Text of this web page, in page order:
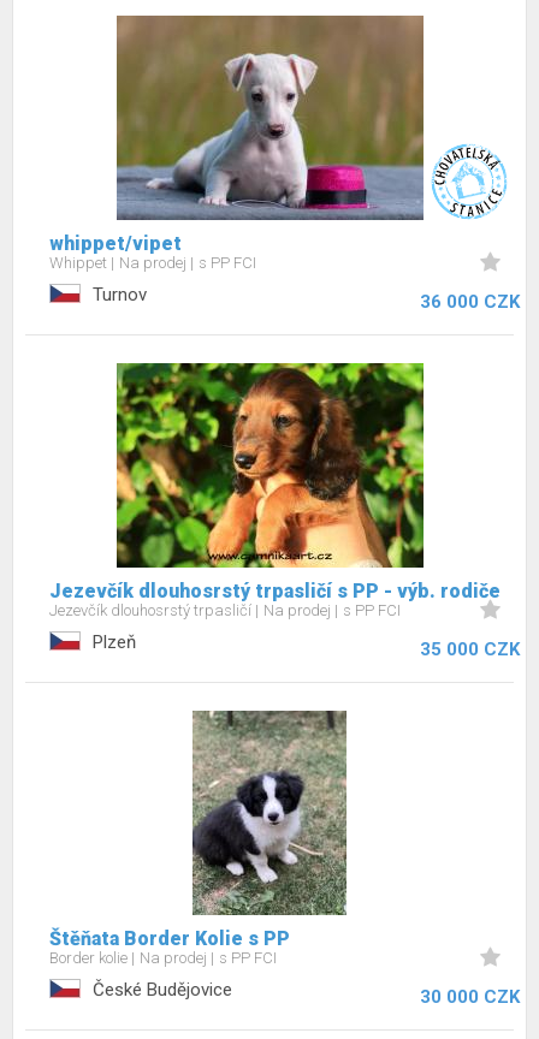
whippet/vipet
Whippet Na prodej s PP FCI
Turnov 36 000 CZK
Jezevčík dlouhosrstý trpasličí s PP - výb. rodiče
Jezevčík dlouhosrstý trpasličí Na prodej s PP FCI
Plzeň 35 000 CZK
Štěňata Border Kolie s PP
Border kolie Na prodej s PP FCI
České Budějovice 30 000 CZK